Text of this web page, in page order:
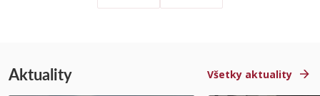
Aktuality Všetky aktuality